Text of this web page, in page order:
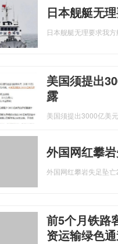
日本舰艇无
日本舰艇无理要求我方
美国须提出
露
美国须提出3000亿美
外国网红攀
外国网红攀岩失足坠亡
前5个月铁路
资运输绿色